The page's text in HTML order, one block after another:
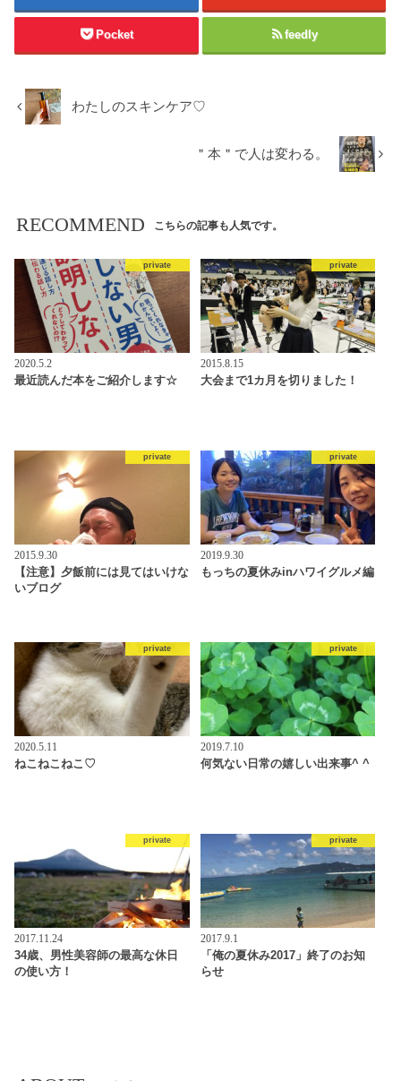
Pocket feedly
わたしのスキンケア♡
＂本＂で人は変わる。
RECOMMEND こちらの記事も人気です。
private
2020.5.2
最近読んだ本をご紹介します☆
private
2015.8.15
大会まで1カ月を切りました！
private
2015.9.30
【注意】夕飯前には見てはいけな
いブログ
private
2019.9.30
もっちの夏休みinハワイグルメ編
private
2020.5.11
ねこねこねこ♡
private
2019.7.10
何気ない日常の嬉しい出来事^ ^
private
2017.11.24
34歳、男性美容師の最高な休日
の使い方！
private
2017.9.1
「俺の夏休み2017」終了のお知
らせ